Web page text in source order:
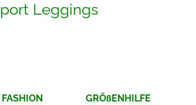
Leggings
GRÖßENHILFE